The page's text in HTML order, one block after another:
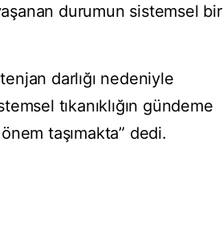
durumun sistemsel bir
darlığı nedeniyle
tıkanıklığın gündeme
taşımakta” dedi.